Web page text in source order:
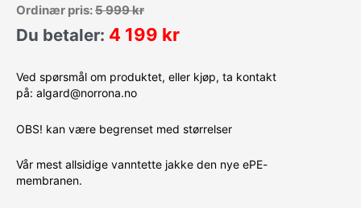
Ordinær pris:5 999kr
Du betaler: 4 199 kr
Ved spørsmål om produktet, eller kjøp, ta kontakt
på: algard@norrona.no
OBS! kan være begrenset med størrelser
Vår mest allsidige vanntette jakke den nye ePE-
membranen.